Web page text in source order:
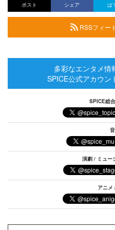
ポスト シェア は
RSSフィー
多彩なエンタメ情
SPICE公式アカウン
SPICE総
演劇 / ミュー
アニメ